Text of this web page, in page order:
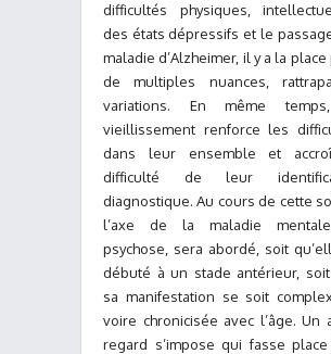
difficultés physiques,
des états dépressifs et le
maladie d’Alzheimer, il y a la
de multiples nuances,
variations. En même
vieillissement renforce les
dans leur ensemble et
difficulté de leur
diagnostique. Au cours de cette
l’axe de la maladie
psychose, sera abordé, soit
débuté à un stade antérieur,
sa manifestation se soit
voire chronicisée avec l’âge. Un
regard s’impose qui fasse